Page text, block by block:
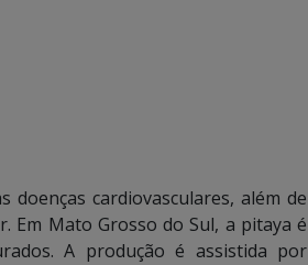
cardiovasculares, além de
Em Mato Grosso do Sul, a pitaya é
A produção é assistida por